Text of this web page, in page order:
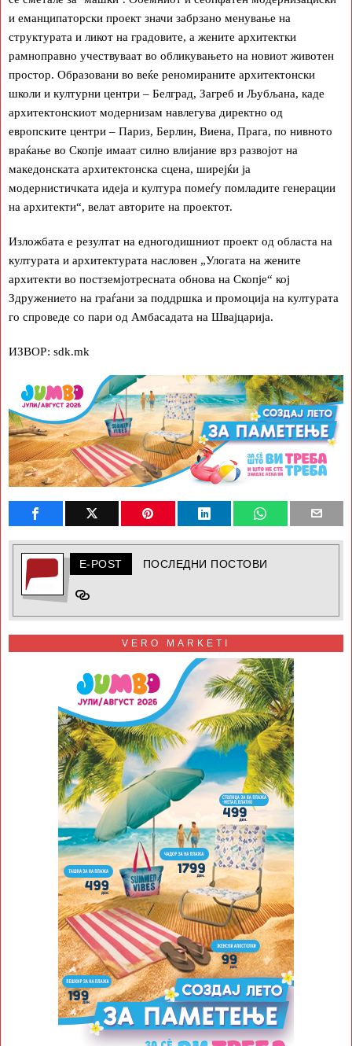
и еманципаторски проект значи забрзано менување на
структурата и ликот на градовите, а жените архитектки
рамноправно учествуваат во обликувањето на новиот животен
простор. Образовани во веќе реномираните архитектонски
школи и културни центри – Белград, Загреб и Љубљана, каде
архитектонскиот модернизам навлегува директно од
европските центри – Париз, Берлин, Виена, Прага, по нивното
враќање во Скопје имаат силно влијание врз развојот на
македонската архитектонска сцена, ширејќи ја
модернистичката идеја и култура помеѓу помладите генерации
на архитекти“, велат авторите на проектот.
Изложбата е резултат на едногодишниот проект од областа на
културата и архитектурата насловен „Улогата на жените
архитекти во постземјотресната обнова на Скопје“ кој
Здружението на граѓани за поддршка и промоција на културата
го спроведе со пари од Амбасадата на Швајцарија.
ИЗВОР: sdk.mk
E-POST ПОСЛЕДНИ ПОСТОВИ
VERO MARKETI